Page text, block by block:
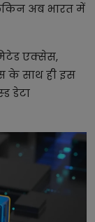
अब भारत में
एक्सेस,
के साथ ही इस
डेटा